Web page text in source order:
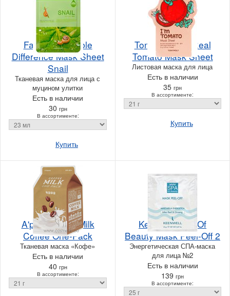
FarmStay Visible
Difference Mask Sheet
Snail
Тканевая маска для лица с
муцином улитки
Есть в наличии
30 грн
В ассортименте:
Купить
Tony Moly I'm Real
Tomato Mask Sheet
Листовая маска для лица
Есть в наличии
35 грн
В ассортименте:
Купить
A'pieu Coffee Milk
Coffee One-Pack
Тканевая маска «‎Кофе»
Есть в наличии
40 грн
В ассортименте:
Keenwell Spa Of
Beauty Mask Peel-Off 2
Энергетическая СПА-маска
для лица №2
Есть в наличии
139 грн
В ассортименте: